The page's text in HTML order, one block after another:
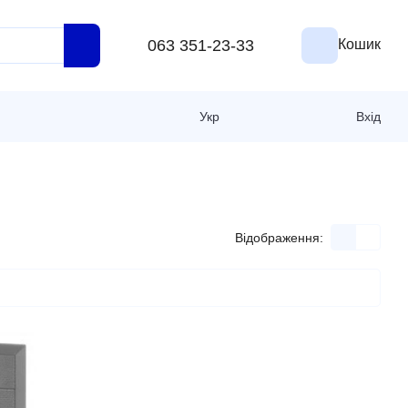
063 351-23-33 Кошик
Укр Вхід
Відображення: